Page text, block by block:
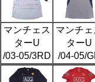
マンチェス
ターU
/03-05/3RD
マンチェ
ターU
/04-05/